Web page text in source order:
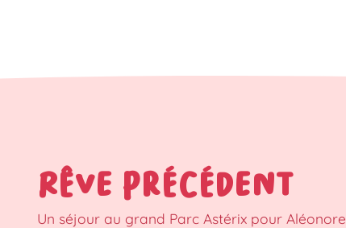
RÊVE PRÉCÉDENT
Un séjour au grand Parc Astérix pour Aléonore